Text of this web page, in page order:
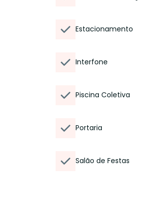
Estacionamento
Interfone
Piscina Coletiva
Portaria
Salão de Festas